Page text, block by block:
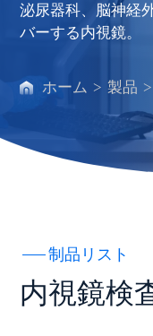
泌尿器科、脳神経
バーする内視鏡。
ホーム > 製品 >
制品リスト
内視鏡検